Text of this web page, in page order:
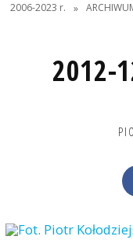
2006-2023 r.
»
2012-